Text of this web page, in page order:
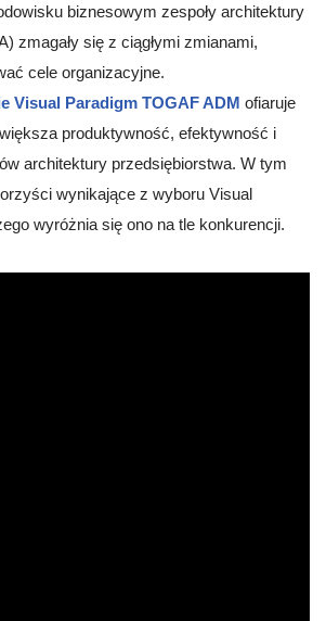
biznesowym zespoły architektury
zmagały się z ciągłymi zmianami,
cele organizacyjne.
Visual Paradigm TOGAF ADM ofiaruje
produktywność, efektywność i
architektury przedsiębiorstwa. W tym
wynikające z wyboru Visual
wyróżnia się ono na tle konkurencji.